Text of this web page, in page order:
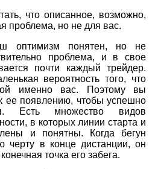
что описанное, возможно,
проблема, но не для вас.
оптимизм понятен, но не
проблема, и в свое
почти каждый трейдер.
вероятность того, что
именно вас. Поэтому вы
ее появлению, чтобы успешно
Есть множество видов
в которых линии старта и
и понятны. Когда бегун
черту в конце дистанции, он
точка его забега.